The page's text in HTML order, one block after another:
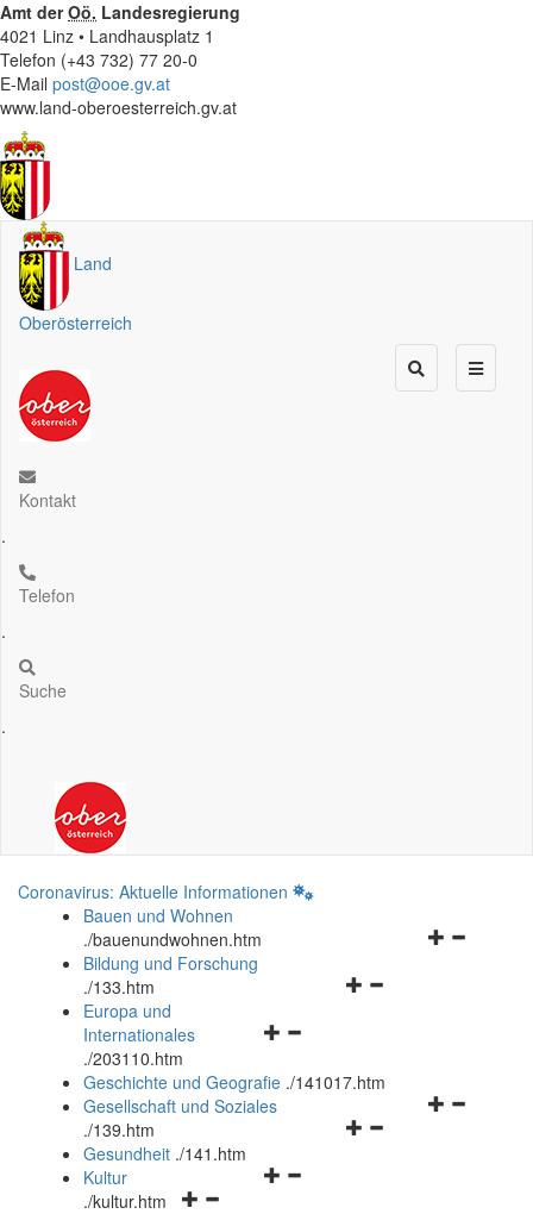
Amt derOö. Landesregierung
4021 Linz • Landhausplatz 1
Telefon (+43 732) 77 20-0
E-Mail post@ooe.gv.at
www.land-oberoesterreich.gv.at
Land
Oberösterreich
Kontakt
.
Telefon
.
Suche
.
Coronavirus: Aktuelle Informationen
Bauen und Wohnen
./bauenundwohnen.htm
Navigationsmenü
Bildung und Forschung
./133.htm
Navigationsmenü
und
schließen
Europa und
Internationales
./203110.htm
Geschichte und Geografie ./141017.htm
Navigationsmenü
Gesellschaft und Soziales
./139.htm
Navigationsmenü
Gesundheit ./141.htm
Navigationsmenü
Kultur
./kultur.htm